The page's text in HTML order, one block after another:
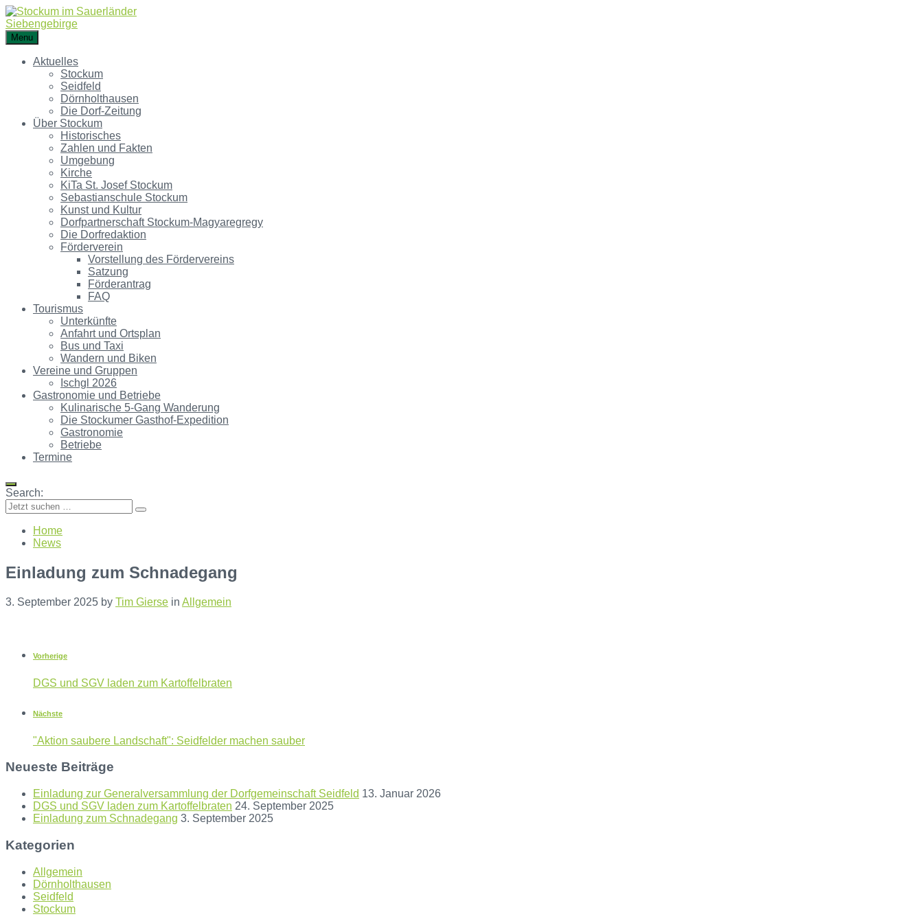
Menu
Aktuelles
Stockum
Seidfeld
Dörnholthausen
Die Dorf-Zeitung
Über Stockum
Historisches
Zahlen und Fakten
Umgebung
Kirche
KiTa St. Josef Stockum
Sebastianschule Stockum
Kunst und Kultur
Dorfpartnerschaft Stockum-Magyaregregy
Die Dorfredaktion
Förderverein
Vorstellung des Fördervereins
Satzung
Förderantrag
FAQ
Tourismus
Unterkünfte
Anfahrt und Ortsplan
Bus und Taxi
Wandern und Biken
Vereine und Gruppen
Ischgl 2026
Gastronomie und Betriebe
Kulinarische 5-Gang Wanderung
Die Stockumer Gasthof-Expedition
Gastronomie
Betriebe
Termine
Search:
Home
News
Einladung zum Schnadegang
3. September 2025 by Tim Gierse in Allgemein
Vorherige
DGS und SGV laden zum Kartoffelbraten
Nächste
"Aktion saubere Landschaft": Seidfelder machen sauber
Neueste Beiträge
Einladung zur Generalversammlung der Dorfgemeinschaft Seidfeld 13. Januar 2026
DGS und SGV laden zum Kartoffelbraten 24. September 2025
Einladung zum Schnadegang 3. September 2025
Kategorien
Allgemein
Dörnholthausen
Seidfeld
Stockum